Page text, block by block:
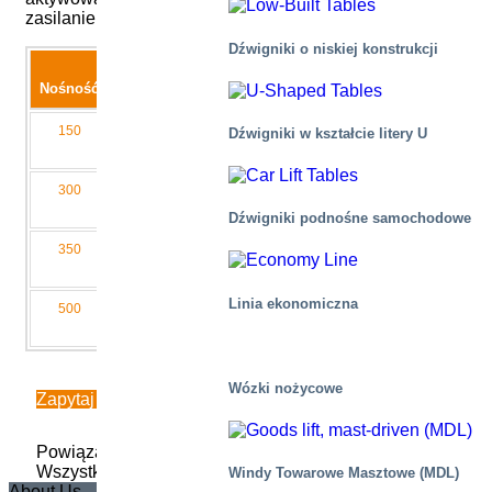
Dźwigniki o niskiej konstrukcji
Dźwigniki w kształcie litery U
Dźwigniki podnośne samochodowe
Linia ekonomiczna
Wózki nożycowe
Windy Towarowe Masztowe (MDL)
zasilanie. Oferujemy udźwig 150, 300, 350 i 500 kg.
Nośność
zamknięta
Szerokość
150 220 450
300
350
500 295 500
Zapytaj o wycenę
Powiązane informacje
Wszystkie kategorie produktów